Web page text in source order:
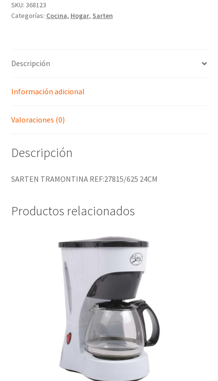
SKU: 368123
Categorías: Cocina, Hogar, Sarten
Descripción
Información adicional
Valoraciones (0)
Descripción
SARTEN TRAMONTINA REF:27815/625 24CM
Productos relacionados